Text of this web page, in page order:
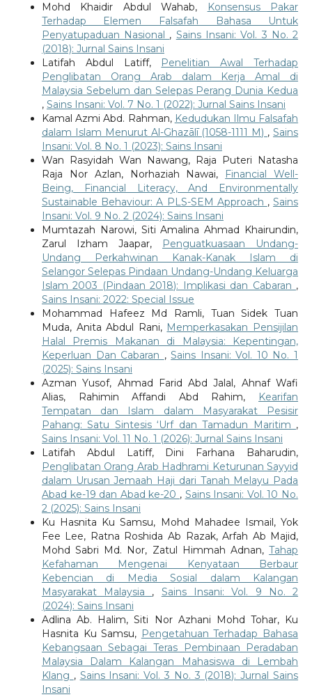
Mohd Khaidir Abdul Wahab,
Konsensus Pakar
Terhadap Elemen Falsafah Bahasa Untuk
Penyatupaduan Nasional , Sains Insani: Vol. 3 No. 2
(2018): Jurnal Sains Insani
Latifah Abdul Latiff, Penelitian Awal Terhadap
Penglibatan Orang Arab dalam Kerja Amal di
Malaysia Sebelum dan Selepas Perang Dunia Kedua
, Sains Insani: Vol. 7 No. 1 (2022): Jurnal Sains Insani
Kamal Azmi Abd. Rahman, Kedudukan Ilmu Falsafah
dalam Islam Menurut Al-Ghazālī (1058-1111 M) ,Sains
Insani: Vol. 8 No. 1 (2023): Sains Insani
Wan Rasyidah Wan Nawang, Raja Puteri Natasha
Raja Nor Azlan, Norhaziah Nawai,
Financial Well-
Being, Financial Literacy, And Environmentally
Sustainable Behaviour: A PLS-SEM Approach ,Sains
Insani: Vol. 9 No. 2 (2024): Sains Insani
Mumtazah Narowi, Siti Amalina Ahmad Khairundin,
Zarul Izham Jaapar,
Penguatkuasaan Undang-
Undang Perkahwinan Kanak-Kanak Islam di
Selangor Selepas Pindaan Undang-Undang Keluarga
Islam 2003 (Pindaan 2018): Implikasi dan Cabaran ,
Sains Insani: 2022: Special Issue
Mohammad Hafeez Md Ramli, Tuan Sidek Tuan
Muda, Anita Abdul Rani, Memperkasakan Pensijilan
Halal Premis Makanan di Malaysia: Kepentingan,
Keperluan Dan Cabaran ,Sains Insani: Vol. 10 No. 1
(2025): Sains Insani
Azman Yusof, Ahmad Farid Abd Jalal, Ahnaf Wafi
Alias, Rahimin Affandi Abd Rahim,
Kearifan
Tempatan dan Islam dalam Masyarakat Pesisir
Pahang: Satu Sintesis ‘Urf dan Tamadun Maritim ,
Sains Insani: Vol. 11 No. 1 (2026): Jurnal Sains Insani
Latifah Abdul Latiff, Dini Farhana Baharudin,
Penglibatan Orang Arab Hadhrami Keturunan Sayyid
dalam Urusan Jemaah Haji dari Tanah Melayu Pada
Abad ke-19 dan Abad ke-20 , Sains Insani: Vol. 10 No.
2 (2025): Sains Insani
Ku Hasnita Ku Samsu, Mohd Mahadee Ismail, Yok
Fee Lee, Ratna Roshida Ab Razak, Arfah Ab Majid,
Mohd Sabri Md. Nor, Zatul Himmah Adnan,Tahap
Kefahaman Mengenai Kenyataan Berbaur
Kebencian di Media Sosial dalam Kalangan
Masyarakat Malaysia , Sains Insani: Vol. 9 No. 2
(2024): Sains Insani
Adlina Ab. Halim, Siti Nor Azhani Mohd Tohar, Ku
Hasnita Ku Samsu, Pengetahuan Terhadap Bahasa
Kebangsaan Sebagai Teras Pembinaan Peradaban
Malaysia Dalam Kalangan Mahasiswa di Lembah
Klang , Sains Insani: Vol. 3 No. 3 (2018): Jurnal Sains
Insani